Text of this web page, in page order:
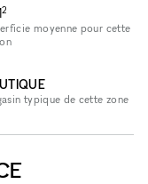
2
moyenne pour cette
typique de cette zone